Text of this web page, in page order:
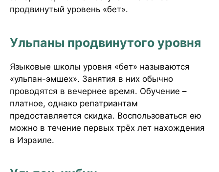
продвинутый уровень «бет».
Ульпаны продвинутого уровня
Языковые школы уровня «бет» называются
«ульпан-эмшех». Занятия в них обычно
проводятся в вечернее время. Обучение –
платное, однако репатриантам
предоставляется скидка. Воспользоваться ею
можно в течение первых трёх лет нахождения
в Израиле.